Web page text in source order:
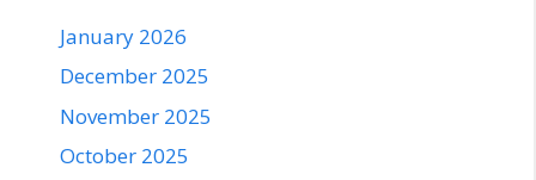
January 2026
December 2025
November 2025
October 2025